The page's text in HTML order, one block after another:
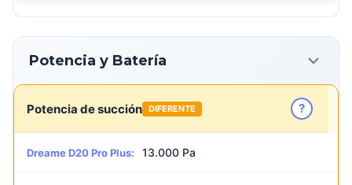
Potencia y Batería
Potencia de succión DIFERENTE ?
Dreame D20 Pro Plus: 13.000 Pa